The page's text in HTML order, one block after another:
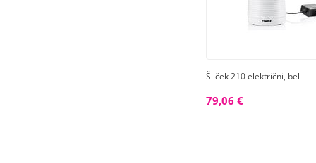
Šilček 210 električni, bel
79,06 €